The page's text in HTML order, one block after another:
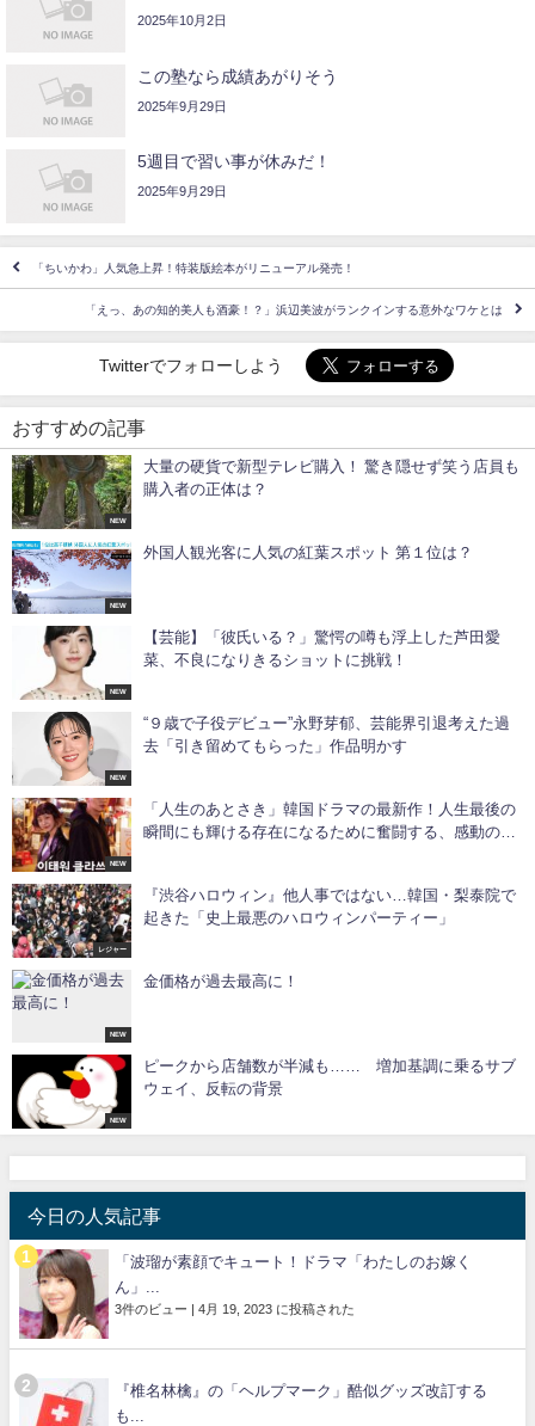
2025年10月2日
この塾なら成績あがりそう
2025年9月29日
5週目で習い事が休みだ！
2025年9月29日
「ちいかわ」人気急上昇！特装版絵本がリニューアル発売！
「えっ、あの知的美人も酒豪！？」浜辺美波がランクインする意外なワケとは
Twitterでフォローしよう
おすすめの記事
NEW
大量の硬貨で新型テレビ購入！ 驚き隠せず笑う店員も
購入者の正体は？
NEW
外国人観光客に人気の紅葉スポット 第１位は？
NEW
【芸能】「彼氏いる？」驚愕の噂も浮上した芦田愛
菜、不良になりきるショットに挑戦！
NEW
“９歳で子役デビュー”永野芽郁、芸能界引退考えた過
去「引き留めてもらった」作品明かす
NEW
「人生のあとさき」韓国ドラマの最新作！人生最後の
瞬間にも輝ける存在になるために奮闘する、感動のヒ
レジャー
『渋谷ハロウィン』他人事ではない…韓国・梨泰院で
起きた「史上最悪のハロウィンパーティー」
NEW
金価格が過去最高に！
NEW
ピークから店舗数が半減も…… 増加基調に乗るサブ
ウェイ、反転の背景
今日の人気記事
「波瑠が素顔でキュート！ドラマ「わたしのお嫁く
ん」...
3件のビュー | 4月 19, 2023 に投稿された
『椎名林檎』の「ヘルプマーク」酷似グッズ改訂する
も...